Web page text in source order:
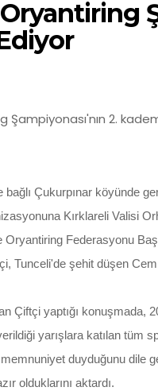
Şampiyonası'nın 2.
bağlı Çukurpınar köyünde
Kırklareli Valisi
Federasyonu
Tunceli'de şehit düşen
Çiftçi yaptığı konuşmada,
yarışlara katılan tüm
duyduğunu dile
olduklarını aktardı.